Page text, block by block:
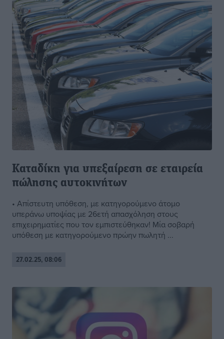
Καταδίκη για υπεξαίρεση σε εταιρεία
πώλησης αυτοκινήτων
• Απίστευτη υπόθεση, με κατηγορούμενο άτομο
υπεράνω υποψίας με 26ετή απασχόληση στους
επιχειρηματίες που τον εμπιστεύθηκαν! Μία σοβαρή
υπόθεση με κατηγορούμενο πρώην πωλητή ...
27.02.25, 08:06